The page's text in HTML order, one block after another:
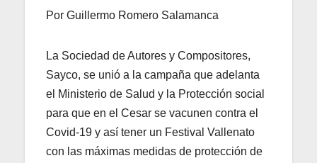
Por Guillermo Romero Salamanca
La Sociedad de Autores y Compositores,
Sayco, se unió a la campaña que adelanta
el Ministerio de Salud y la Protección social
para que en el Cesar se vacunen contra el
Covid-19 y así tener un Festival Vallenato
con las máximas medidas de protección de